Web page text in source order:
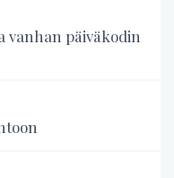
vanhan päiväkodin